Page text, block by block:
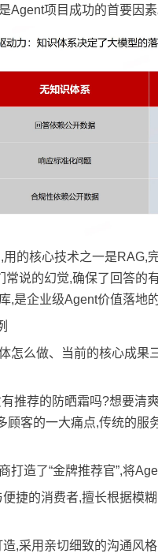
Agent项目成功的首要因
用的核心技术之一是
说的幻觉,确保了回答的
,是企业级Agent价值落地
怎么做、当前的核心成
推荐的防晒霜吗?想要清
顾客的一大痛点,传统的
打造了“金牌推荐官”,将
捷的消费者,擅长根据模
,采用亲切细致的沟通风